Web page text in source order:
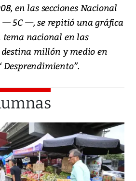
en las secciones Nacional
5C —, se repitió una gráfica
nacional en las
millón y medio en
Desprendimiento”.